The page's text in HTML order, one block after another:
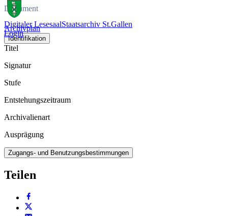
Digitaler LesesaalStaatsarchiv St.Gallen
Login
Dokument
Archivplan
Identifikation
Titel
Signatur
Stufe
Entstehungszeitraum
Archivalienart
Ausprägung
Zugangs- und Benutzungsbestimmungen
Teilen